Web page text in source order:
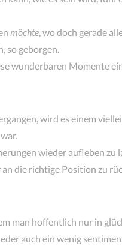
möchte, wo doch gerade
so geborgen.
wunderbaren Momente
wird es einem
wieder aufleben zu
die richtige Position zu
man hoffentlich nur in
auch ein wenig